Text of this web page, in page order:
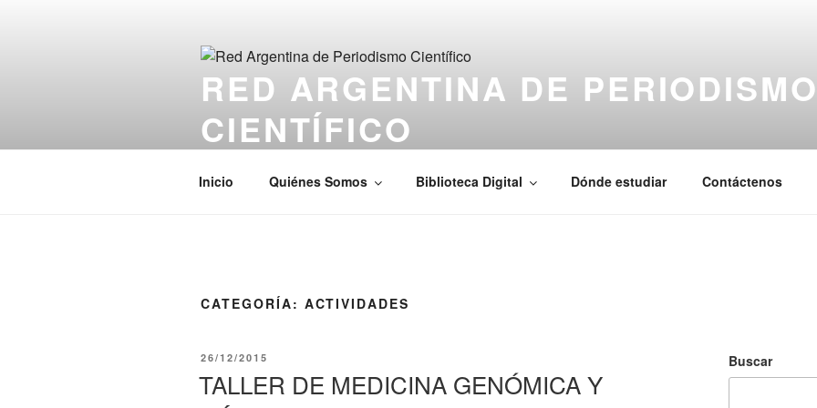
RED ARGENTINA DE
CIENTÍFICO
Inicio Quiénes Somos Biblioteca Digital Dónde estudiar Contáctenos
CATEGORÍA: ACTIVIDADES
PUBLICADO
26/12/2015
TALLER DE MEDICINA GENÓMICA Y
Buscar